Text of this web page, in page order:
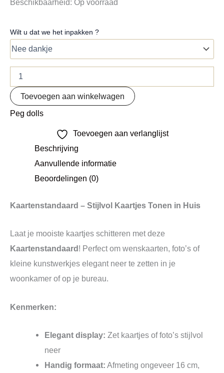
Beschikbaarheid: Op voorraad
Wilt u dat we het inpakken ?
Toevoegen aan winkelwagen
Peg dolls
Toevoegen aan verlanglijst
Beschrijving
Aanvullende informatie
Beoordelingen (0)
Kaartenstandaard – Stijlvol Kaartjes Tonen in Huis
Laat je mooiste kaartjes schitteren met deze
Kaartenstandaard ! Perfect om wenskaarten, foto’s of
kleine kunstwerkjes elegant neer te zetten in je
woonkamer of op je bureau.
Kenmerken:
Elegant display: Zet kaartjes of foto’s stijlvol
neer
Handig formaat: Afmeting ongeveer 16 cm,